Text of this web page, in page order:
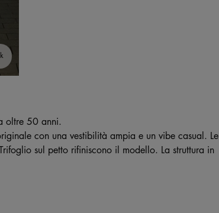
oltre 50 anni.
con una vestibilità ampia e un vibe casual. Le
sul petto rifiniscono il modello. La struttura in